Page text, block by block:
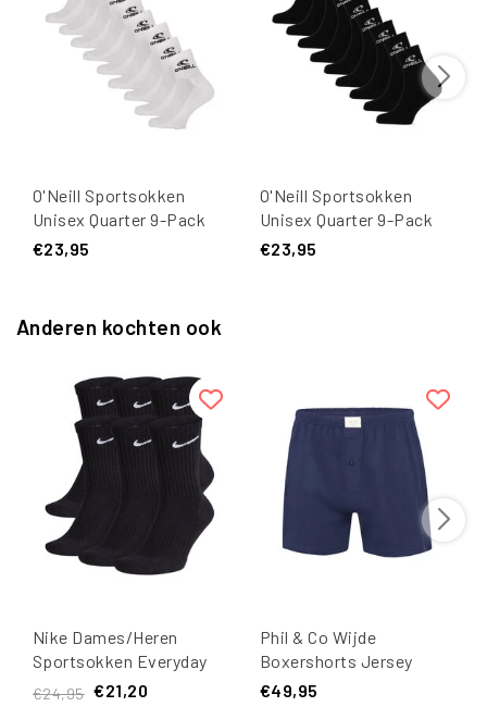
O'Neill Sportsokken
Unisex Quarter 9-Pack
Effen Wit
€23,95
O'Neill Sportsokken
Unisex Quarter 9-Pack
Effen Zwart
€23,95
Anderen kochten ook
Nike Dames/Heren
Sportsokken Everyday
Cushion Crew 6-Pack
€24,95 €21,20
Phil & Co Wijde
Boxershorts Jersey
Stretch Effen Navy
€49,95